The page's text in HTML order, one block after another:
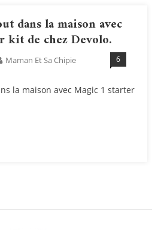
dans la maison avec
kit de chez Devolo.
Maman Et Sa Chipie 6
la maison avec Magic 1 starter